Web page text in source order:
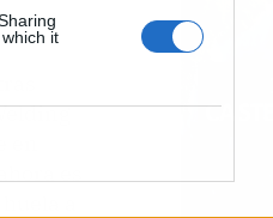
it
es
a